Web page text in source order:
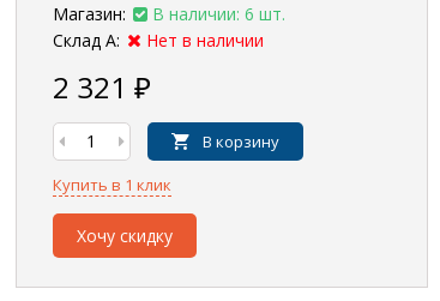
Магазин:
В наличии: 6 шт.
Склад А:
Нет в наличии
2 321 ₽
В корзину
Купить в 1 клик
Хочу скидку